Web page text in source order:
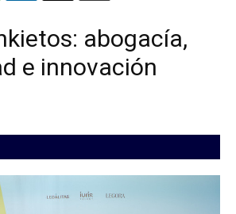
abogacía,
e innovación